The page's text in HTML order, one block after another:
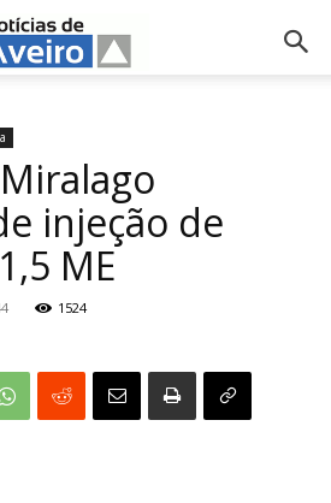
injeção de
ME
1524